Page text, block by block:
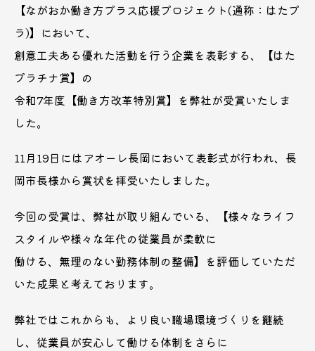
【ながおか働き方プラス応援プロジェクト(通称：はたプ
ラ)】において、
創意工夫ある優れた活動を行う企業を表彰する、【はた
プラチナ賞】の
令和7年度【働き方改革特別賞】を弊社が受賞いたしま
した。
11月19日にはアオーレ長岡において表彰式が行われ、長
岡市長様から賞状を拝受いたしました。
今回の受賞は、弊社が取り組んでいる、【様々なライフ
スタイルや様々な年代の従業員が柔軟に
働ける、無理のない勤務体制の整備】を評価していただ
いた成果と考えております。
弊社ではこれからも、より良い職場環境づくりを継続
し、従業員が安心して働ける体制をさらに